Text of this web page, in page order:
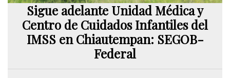
Sigue adelante Unidad Médica y
Centro de Cuidados Infantiles del
IMSS en Chiautempan: SEGOB-
Federal